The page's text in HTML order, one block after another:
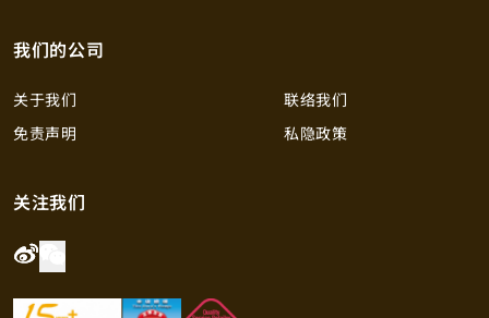
我们的公司
关于我们
联络我们
免责声明
私隐政策
关注我们